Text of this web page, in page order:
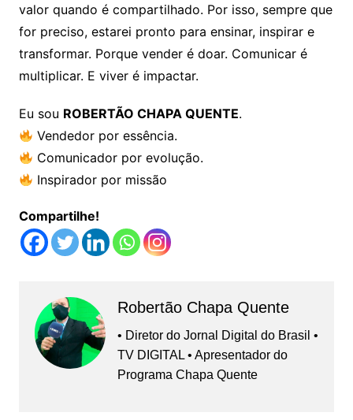
valor quando é compartilhado. Por isso, sempre que
for preciso, estarei pronto para ensinar, inspirar e
transformar. Porque vender é doar. Comunicar é
multiplicar. E viver é impactar.
Eu sou ROBERTÃO CHAPA QUENTE.
Vendedor por essência.
Comunicador por evolução.
Inspirador por missão
Compartilhe!
Robertão Chapa Quente
• Diretor do Jornal Digital do Brasil •
TV DIGITAL • Apresentador do
Programa Chapa Quente